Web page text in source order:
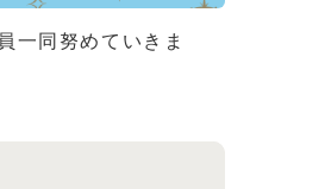
一同努めていきま